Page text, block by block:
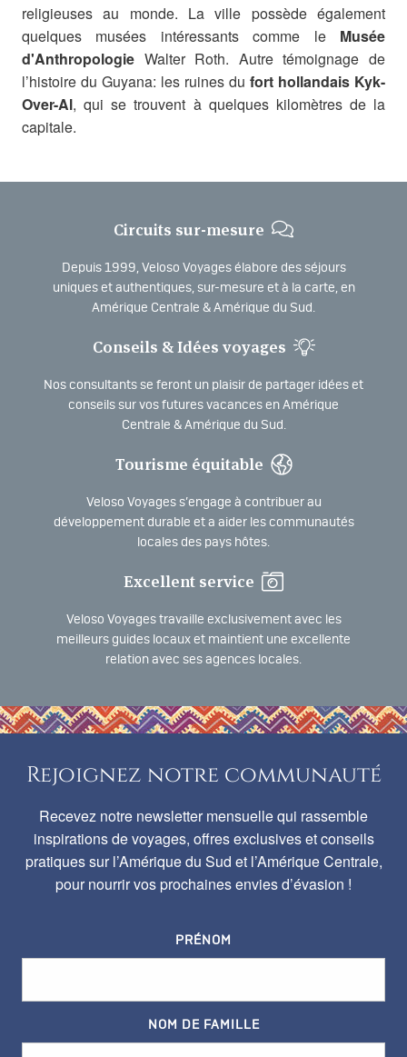
religieuses au monde. La ville possède également
quelques musées intéressants comme le Musée
d'Anthropologie Walter Roth. Autre témoignage de
l’histoire du Guyana: les ruines du fort hollandais Kyk-
Over-Al, qui se trouvent à quelques kilomètres de la
capitale.
Circuits sur-mesure
Depuis 1999, Veloso Voyages élabore des séjours
uniques et authentiques, sur-mesure et à la carte, en
Amérique Centrale & Amérique du Sud.
Conseils & Idées voyages
Nos consultants se feront un plaisir de partager idées et
conseils sur vos futures vacances en Amérique
Centrale & Amérique du Sud.
Tourisme équitable
Veloso Voyages s’engage à contribuer au
développement durable et a aider les communautés
locales des pays hôtes.
Excellent service
Veloso Voyages travaille exclusivement avec les
meilleurs guides locaux et maintient une excellente
relation avec ses agences locales.
Rejoignez notre communauté
Recevez notre newsletter mensuelle qui rassemble
inspirations de voyages, offres exclusives et conseils
pratiques sur l’Amérique du Sud et l’Amérique Centrale,
pour nourrir vos prochaines envies d’évasion !
PRÉNOM
NOM DE FAMILLE